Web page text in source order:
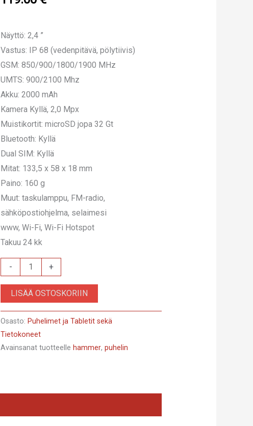
Näyttö: 2,4 ”
Vastus: IP 68 (vedenpitävä, pölytiivis)
GSM: 850/900/1800/1900 MHz
UMTS: 900/2100 Mhz
Akku: 2000 mAh
Kamera Kyllä, 2,0 Mpx
Muistikortit: microSD jopa 32 Gt
Bluetooth: Kyllä
Dual SIM: Kyllä
Mitat: 133,5 x 58 x 18 mm
Paino: 160 g
Muut: taskulamppu, FM-radio,
sähköpostiohjelma, selaimesi
www, Wi-Fi, Wi-Fi Hotspot
Takuu 24 kk
-
myPhone
Hammer
määrä
+
LISÄÄ OSTOSKORIIN
Osasto: Puhelimet ja Tabletit sekä
Tietokoneet
Avainsanat tuotteelle hammer,puhelin